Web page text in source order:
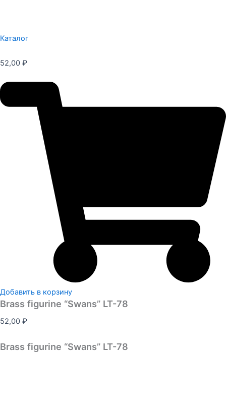
Каталог
52,00 ₽
Добавить в корзину
Brass figurine “Swans” LT-78
52,00 ₽
Brass figurine “Swans” LT-78